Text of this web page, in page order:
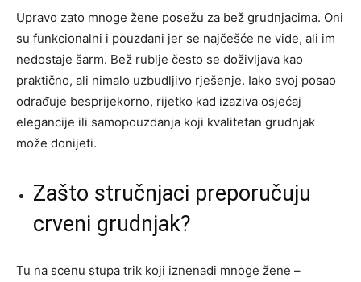
Upravo zato mnoge žene posežu za bež grudnjacima. Oni
su funkcionalni i pouzdani jer se najčešće ne vide, ali im
nedostaje šarm. Bež rublje često se doživljava kao
praktično, ali nimalo uzbudljivo rješenje. Iako svoj posao
odrađuje besprijekorno, rijetko kad izaziva osjećaj
elegancije ili samopouzdanja koji kvalitetan grudnjak
može donijeti.
Zašto stručnjaci preporučuju
crveni grudnjak?
Tu na scenu stupa trik koji iznenadi mnoge žene –